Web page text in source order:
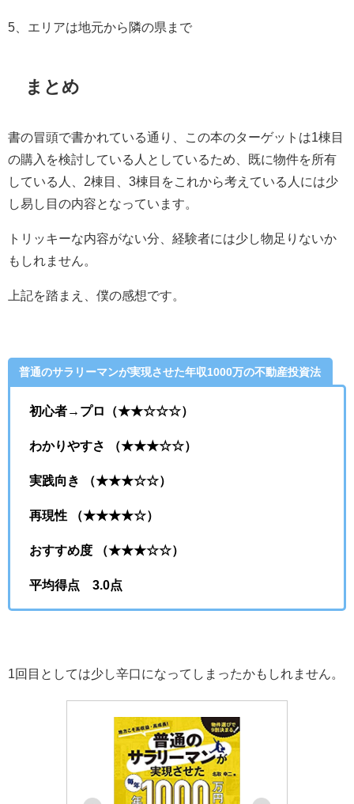
5、エリアは地元から隣の県まで
まとめ
書の冒頭で書かれている通り、この本のターゲットは1棟目
の購入を検討している人としているため、既に物件を所有
している人、2棟目、3棟目をこれから考えている人には少
し易し目の内容となっています。
トリッキーな内容がない分、経験者には少し物足りないか
もしれません。
上記を踏まえ、僕の感想です。
普通のサラリーマンが実現させた年収1000万の不動産投資法
初心者→プロ（★★☆☆☆）
わかりやすさ （★★★☆☆）
実践向き （★★★☆☆）
再現性 （★★★★☆）
おすすめ度 （★★★☆☆）
平均得点 3.0点
1回目としては少し辛口になってしまったかもしれません。